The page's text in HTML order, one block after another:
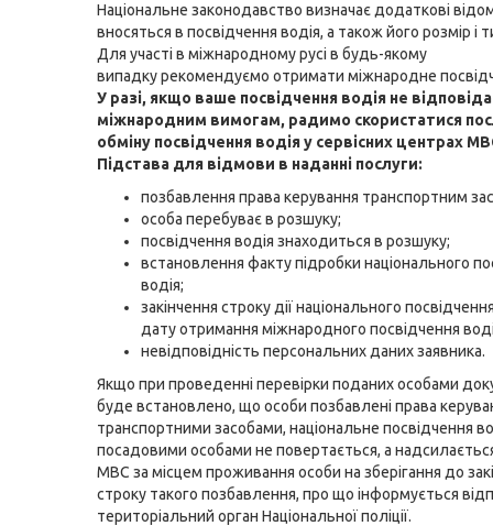
Національне законодавство визначає додаткові
вносяться в посвідчення водія, а також його розмір і
Для участі в міжнародному русі в будь-якому
випадку рекомендуємо отримати міжнародне
У разі, якщо ваше посвідчення водія не
міжнародним вимогам, радимо скористатися
обміну посвідчення водія у сервісних центрах
Підстава для відмови в наданні послуги:
позбавлення права керування транспортним
особа перебуває в розшуку;
посвідчення водія знаходиться в розшуку;
встановлення факту підробки національного
водія;
закінчення строку дії національного
дату отримання міжнародного посвідчення
невідповідність персональних даних заявника.
Якщо при проведенні перевірки поданих особами
буде встановлено, що особи позбавлені права
транспортними засобами, національне посвідчення
посадовими особами не повертається, а
МВС за місцем проживання особи на зберігання до
строку такого позбавлення, про що інформується
територіальний орган Національної поліції.